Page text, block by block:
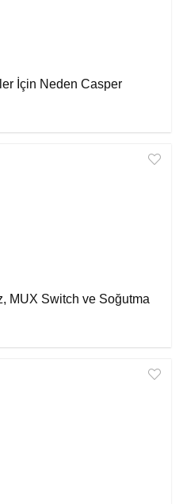
İçin Neden Casper
MUX Switch ve Soğutma